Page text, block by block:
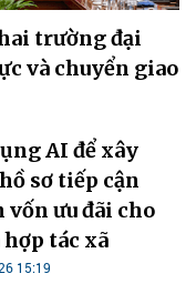
trường đại
và chuyển giao
AI để xây
sơ tiếp cận
vốn ưu đãi cho
hợp tác xã
15:19